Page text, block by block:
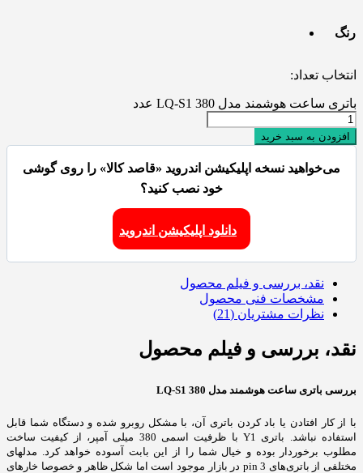
رنگ
انتخاب تعداد:
باتری ساعت هوشمند مدل LQ-S1 380 عدد
افزودن به سبد خرید
می‌خواهید نسخه اپلیکیشن اندروید «قاصد کالا» را روی گوشی
خود نصب کنید؟
دانلود اپلیکیشن اندروید
نقد، بررسی و فیلم محصول
مشخصات فنی محصول
نظرات مشتریان (21)
نقد، بررسی و فیلم محصول
بررسی باتری ساعت هوشمند مدل LQ-S1 380
با از کار افتادن یا باد کردن باتری آن، با مشکل روبرو شده و دستگاه شما قابل
استفاده نباشد. باتری Y1 با ظرفیت اسمی 380 میلی آمپر، از کیفیت ساخت
مطلوب برخوردار بوده و خیال شما را از این بابت آسوده خواهد کرد. مدلهای
مختلفی از باتری‌های 3 pin در بازار موجود است اما شکل ظاهر و خصوصا خارهای